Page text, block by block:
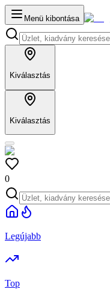
Menü kibontása
Kiválasztás
Kiválasztás
0
Legújabb
Top